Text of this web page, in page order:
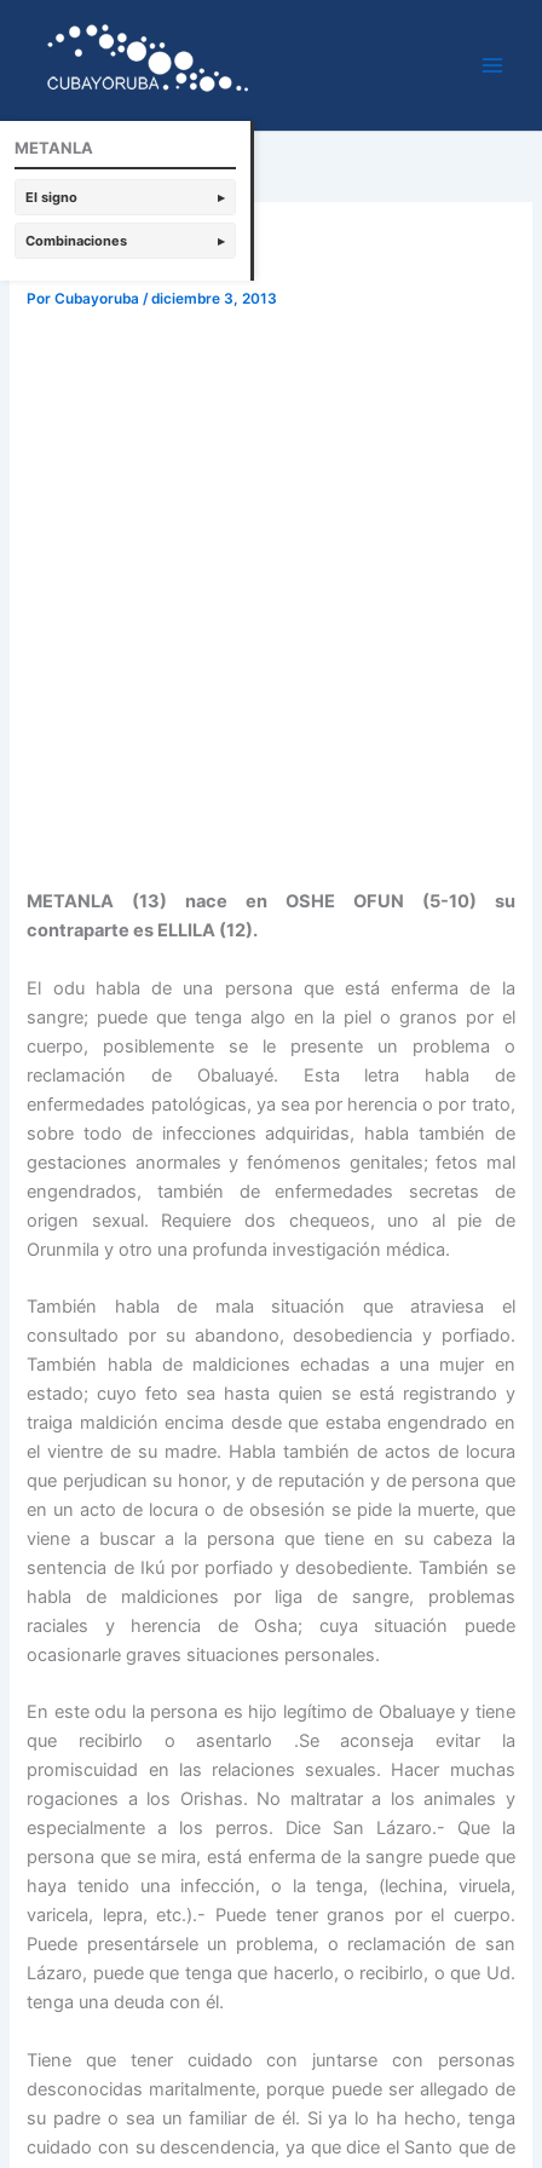
contenido
Metanla
PorCubayoruba/diciembre 3, 2013
METANLA (13) nace en OSHE OFUN (5-10) su
contraparte es ELLILA (12).
El odu habla de una persona que está enferma de la
sangre; puede que tenga algo en la piel o granos por el
cuerpo, posiblemente se le presente un problema o
reclamación de Obaluayé. Esta letra habla de
enfermedades patológicas, ya sea por herencia o por trato,
sobre todo de infecciones adquiridas, habla también de
gestaciones anormales y fenómenos genitales; fetos mal
engendrados, también de enfermedades secretas de
origen sexual. Requiere dos chequeos, uno al pie de
Orunmila y otro una profunda investigación médica.
También habla de mala situación que atraviesa el
consultado por su abandono, desobediencia y porfiado.
También habla de maldiciones echadas a una mujer en
estado; cuyo feto sea hasta quien se está registrando y
traiga maldición encima desde que estaba engendrado en
el vientre de su madre. Habla también de actos de locura
que perjudican su honor, y de reputación y de persona que
en un acto de locura o de obsesión se pide la muerte, que
viene a buscar a la persona que tiene en su cabeza la
sentencia de Ikú por porfiado y desobediente. También se
habla de maldiciones por liga de sangre, problemas
raciales y herencia de Osha; cuya situación puede
ocasionarle graves situaciones personales.
En este odu la persona es hijo legítimo de Obaluaye y tiene
que recibirlo o asentarlo .Se aconseja evitar la
promiscuidad en las relaciones sexuales. Hacer muchas
rogaciones a los Orishas. No maltratar a los animales y
especialmente a los perros. Dice San Lázaro.- Que la
persona que se mira, está enferma de la sangre puede que
haya tenido una infección, o la tenga, (lechina, viruela,
varicela, lepra, etc.).- Puede tener granos por el cuerpo.
Puede presentársele un problema, o reclamación de san
Lázaro, puede que tenga que hacerlo, o recibirlo, o que Ud.
tenga una deuda con él.
Tiene que tener cuidado con juntarse con personas
desconocidas maritalmente, porque puede ser allegado de
su padre o sea un familiar de él. Si ya lo ha hecho, tenga
cuidado con su descendencia, ya que dice el Santo que de
METANLA
El signo ▸
Combinaciones ▸